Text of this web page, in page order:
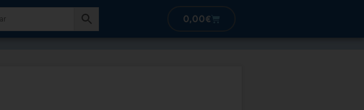
0,00€